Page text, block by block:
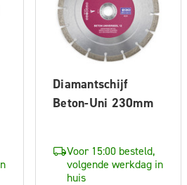
Diamantschijf
Beton-Uni 230mm
Voor 15:00 besteld,
volgende werkdag in
huis